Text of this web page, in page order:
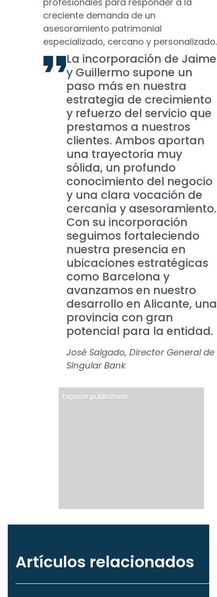
creciente demanda de un
asesoramiento patrimonial
especializado, cercano y personalizado.
La incorporación de Jaime
y Guillermo supone un
paso más en nuestra
estrategia de crecimiento
y refuerzo del servicio que
prestamos a nuestros
clientes. Ambos aportan
una trayectoria muy
sólida, un profundo
conocimiento del negocio
y una clara vocación de
cercanía y asesoramiento.
Con su incorporación
seguimos fortaleciendo
nuestra presencia en
ubicaciones estratégicas
como Barcelona y
avanzamos en nuestro
desarrollo en Alicante, una
provincia con gran
potencial para la entidad.
José Salgado, Director General de
Singular Bank
Espacio publicitario
Artículos relacionados